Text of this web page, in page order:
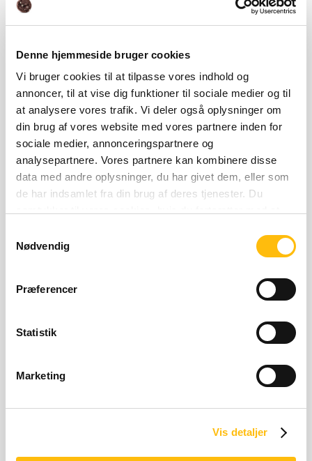
Denne hjemmeside bruger cookies
Vi bruger cookies til at tilpasse vores indhold og
annoncer, til at vise dig funktioner til sociale medier og til
at analysere vores trafik. Vi deler også oplysninger om
din brug af vores website med vores partnere inden for
sociale medier, annonceringspartnere og
analysepartnere. Vores partnere kan kombinere disse
data med andre oplysninger, du har givet dem, eller som
de har indsamlet fra din brug af deres tjenester. Du
Nødvendig
Præferencer
Statistik
Marketing
Vis detaljer
næringsoplysning
Næringsindhold
Ingrediens- og allergioplysning
Ingrediens, allergi- og næringsoplysning ovenfor inkluderer ikke personlige tilpasninger.